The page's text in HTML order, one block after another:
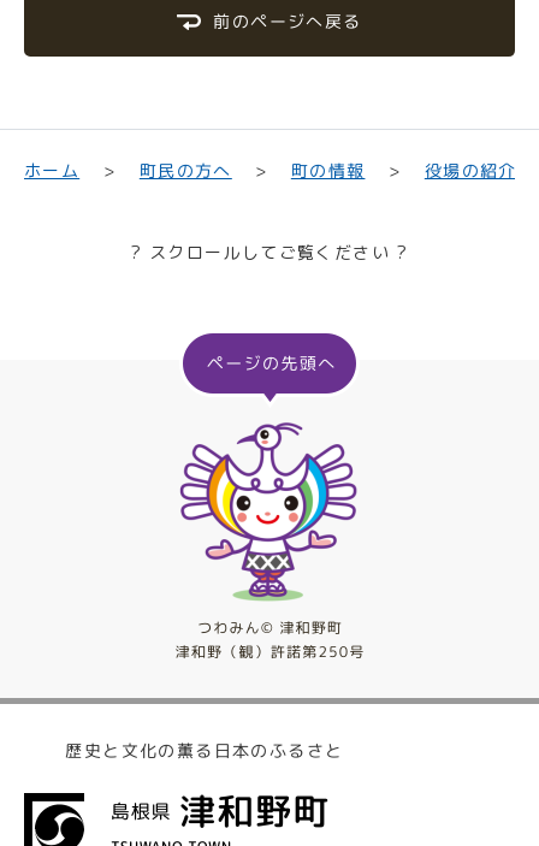
前のページへ戻る
ホーム 町民の方へ 町の情報 役場の紹介
? スクロールしてご覧ください ?
歴史と文化の薫る日本のふるさと